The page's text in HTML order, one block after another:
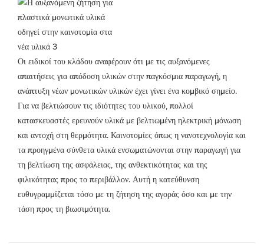
Οι ειδικοί του κλάδου αναφέρουν ότι με τις αυξανόμενες
απαιτήσεις για απόδοση υλικών στην παγκόσμια παραγωγή, η
ανάπτυξη νέων μονωτικών υλικών έχει γίνει ένα κομβικό σημείο.
Για να βελτιώσουν τις ιδιότητες του υλικού, πολλοί
κατασκευαστές ερευνούν υλικά με βελτιωμένη ηλεκτρική μόνωση
και αντοχή στη θερμότητα. Καινοτομίες όπως η νανοτεχνολογία και
τα προηγμένα σύνθετα υλικά ενσωματώνονται στην παραγωγή για
τη βελτίωση της ασφάλειας, της ανθεκτικότητας και της
φιλικότητας προς το περιβάλλον. Αυτή η κατεύθυνση
ευθυγραμμίζεται τόσο με τη ζήτηση της αγοράς όσο και με την
τάση προς τη βιωσιμότητα.